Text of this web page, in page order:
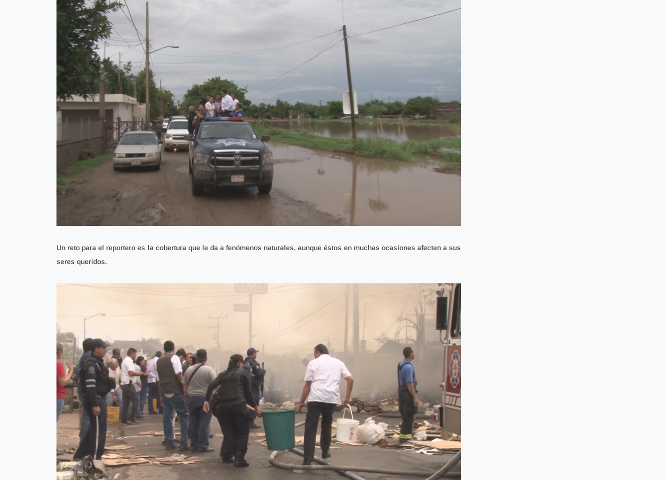
Un reto para el reportero es la cobertura que le da a fenómenos naturales,aunque éstos en muchas ocasiones afecten a sus
seres queridos.